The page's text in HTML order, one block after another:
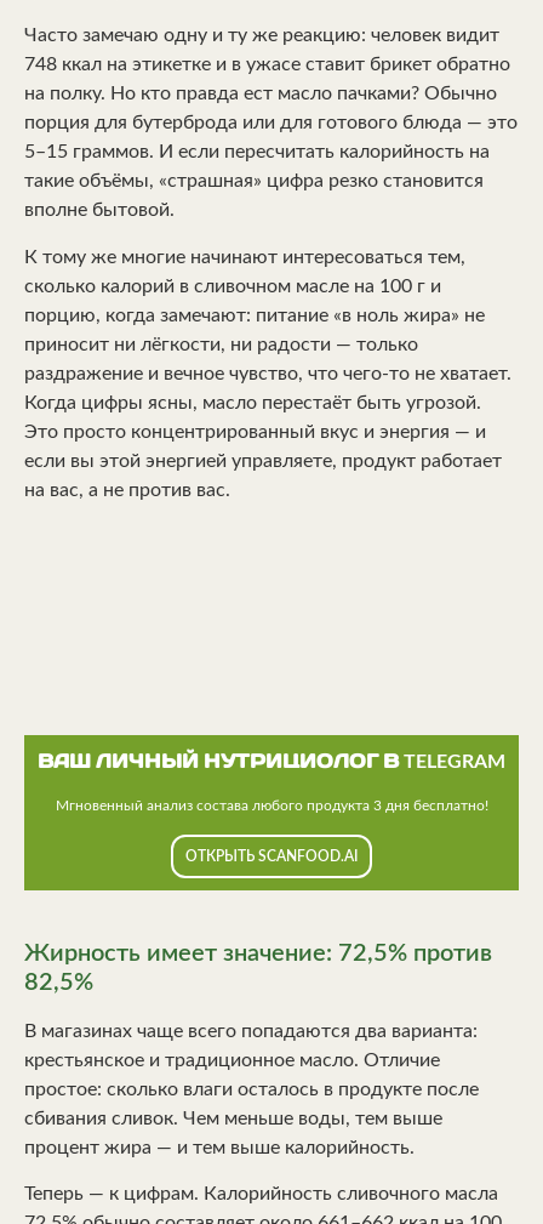
Часто замечаю одну и ту же реакцию: человек видит
748 ккал на этикетке и в ужасе ставит брикет обратно
на полку. Но кто правда ест масло пачками? Обычно
порция для бутерброда или для готового блюда — это
5–15 граммов. И если пересчитать калорийность на
такие объёмы, «страшная» цифра резко становится
вполне бытовой.
К тому же многие начинают интересоваться тем,
сколько калорий в сливочном масле на 100 г и
порцию, когда замечают: питание «в ноль жира» не
приносит ни лёгкости, ни радости — только
раздражение и вечное чувство, что чего-то не хватает.
Когда цифры ясны, масло перестаёт быть угрозой.
Это просто концентрированный вкус и энергия — и
если вы этой энергией управляете, продукт работает
на вас, а не против вас.
ВАШ ЛИЧНЫЙ НУТРИЦИОЛОГ В TELEGRAM
Мгновенный анализ состава любого продукта 3 дня бесплатно!
ОТКРЫТЬ SCANFOOD.AI
Жирность имеет значение: 72,5% против
82,5%
В магазинах чаще всего попадаются два варианта:
крестьянское и традиционное масло. Отличие
простое: сколько влаги осталось в продукте после
сбивания сливок. Чем меньше воды, тем выше
процент жира — и тем выше калорийность.
Теперь — к цифрам. Калорийность сливочного масла